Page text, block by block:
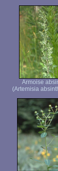
Armoise
(Artemisia